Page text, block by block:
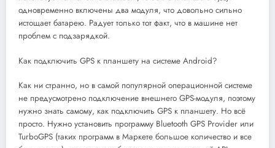
одновременно включены два модуля, что довольно сильно
истощает батарею. Радует только тот факт, что в машине нет
проблем с подзарядкой.
Как подключить GPS к планшету на системе Android?
Как ни странно, но в самой популярной операционной системе
не предусмотрено подключение внешнего GPS-модуля, поэтому
нужно знать самому, как подключить GPS к планшету. Но всё
просто. Нужно установить программу Bluetooth GPS Provider или
TurboGPS (таких программ в Маркете большое количество и все